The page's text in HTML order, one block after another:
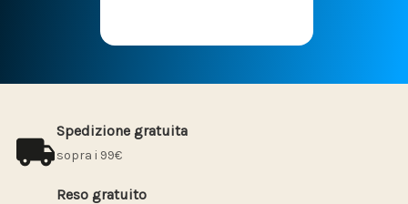
Spedizione gratuita
sopra i 99€
Reso gratuito